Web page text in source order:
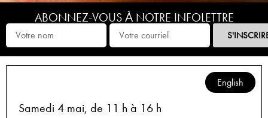
ABONNEZ-VOUS À NOTRE INFOLETTRE
English
Samedi 4 mai, de 11 h à 16 h